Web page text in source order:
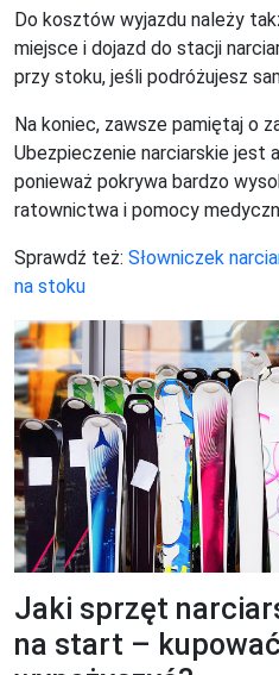
Do kosztów wyjazdu należy
miejsce i dojazd do stacji
przy stoku, jeśli podróżujesz
Na koniec, zawsze pamiętaj o
Ubezpieczenie narciarskie jest
ponieważ pokrywa bardzo
ratownictwa i pomocy
Sprawdź też: Słowniczek
na stoku
Jaki sprzęt
na start –